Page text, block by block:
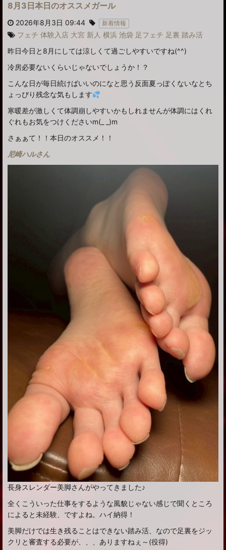
8月3日本日のオススメガール
2026年8月3日 09:44 新着情報
フェチ 体験入店 大宮 新人 横浜 池袋 足フェチ 足裏 踏み活
昨日今日と8月にしては涼しくて過ごしやすいですね(^^)
冷房必要ないくらいじゃないでしょうか！？
こんな日が毎日続けばいいのになと思う反面夏っぽくないなとち
ょっぴり残念な気もします
寒暖差が激しくて体調崩しやすいかもしれませんが体調にはくれ
ぐれもお気をつけくださいm(_ _)m
さぁぁて！！本日のオススメ！！
尼崎ハルさん
長身スレンダー美脚さんがやってきました♪
全くこういった仕事をするような風貌じゃない感じで聞くところ
によると未経験、ですよね。ハイ納得！
美脚だけでは生き残ることはできない踏み活、なので足裏をジッ
クリと審査する必要が、、、ありますねぇ～(役得)